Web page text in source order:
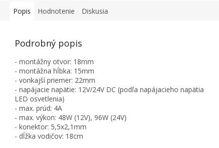
Popis Hodnotenie Diskusia
Podrobný popis
- montážny otvor: 18mm
- montážna hĺbka: 15mm
- vonkajší priemer: 22mm
- napájacie napätie: 12V/24V DC (podľa napájacieho napätia
LED osvetlenia)
- max. prúd: 4A
- max. výkon: 48W (12V), 96W (24V)
- konektor: 5,5x2,1mm
- dĺžka vodičov: 18cm